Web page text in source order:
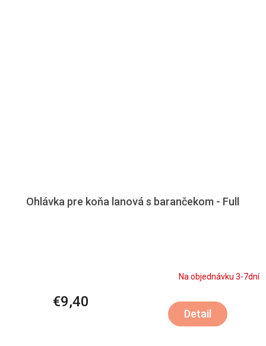
Ohlávka pre koňa lanová s barančekom - Full
Na objednávku 3-7dní
€9,40
Detail